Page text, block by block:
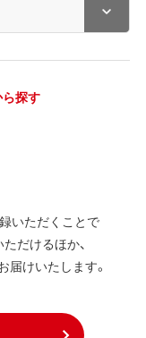
探す
いただくことで
だけるほか、
けいたします。